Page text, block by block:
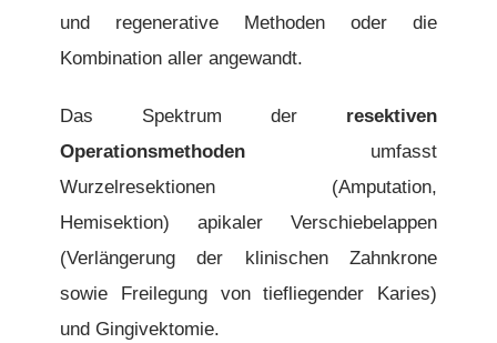
und regenerative Methoden oder die
Kombination aller angewandt.
Das Spektrum der resektiven
Operationsmethodenumfasst
Wurzelresektionen (Amputation,
Hemisektion) apikaler Verschiebelappen
(Verlängerung der klinischen Zahnkrone
sowie Freilegung von tiefliegender Karies)
und Gingivektomie.